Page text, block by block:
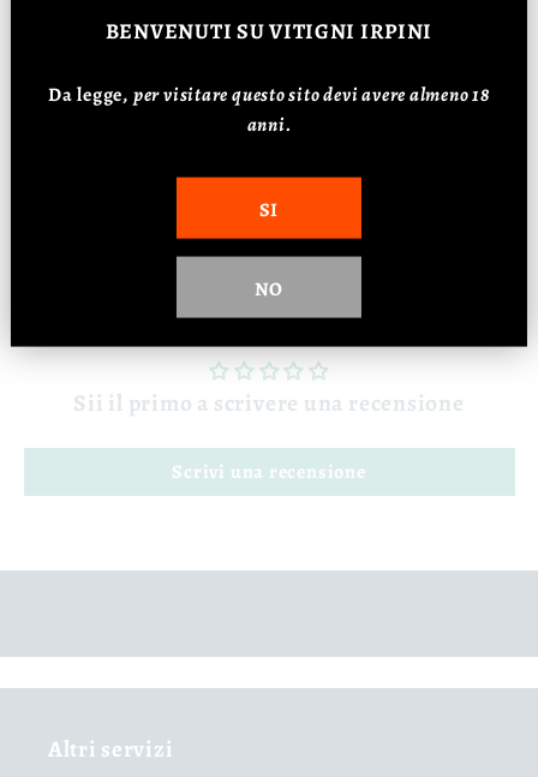
dell'Irpinia.
Il regalo perfetto per gli amanti dei liquori
artigianali e delle eccellenze del Sud Italia,
Recensioni Clienti
Sii il primo a scrivere una recensione
Scrivi una recensione
Altri servizi
BENVENUTI SU VITIGNI IRPINI
Da legge, per visitare questo sito devi avere almeno 18
anni.
SI
NO